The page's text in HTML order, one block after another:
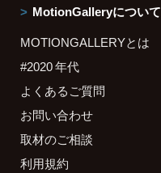
MotionGalleryについて
MOTIONGALLERYとは
#2020 年代
よくあるご質問
お問い合わせ
取材のご相談
利用規約